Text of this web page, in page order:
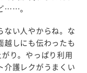
……。
い人やからね。な
越しにも伝わったも
り。やっぱり利用
介護レクがうまくい